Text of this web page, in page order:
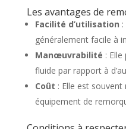
Les avantages de
Facilité d’utilisation
généralement facile à
Manœuvrabilité :
fluide par rapport à
Coût : Elle est souvent
équipement de